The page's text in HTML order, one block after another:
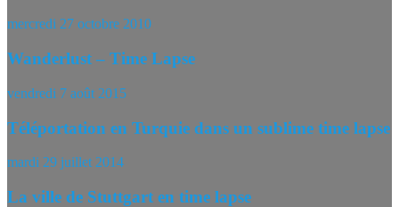
mercredi 27 octobre 2010
Wanderlust – Time Lapse
vendredi 7 août 2015
Téléportation en Turquie dans un sublime time lapse
mardi 29 juillet 2014
La ville de Stuttgart en time lapse